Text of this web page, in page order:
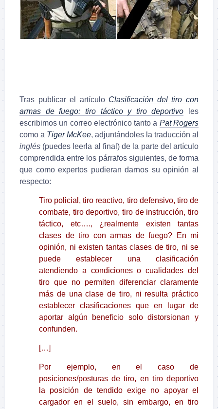
Tras publicar el artículo Clasificación del tiro con
armas de fuego: tiro táctico y tiro deportivo les
escribimos un correo electrónico tanto a Pat Rogers
como a Tiger McKee, adjuntándoles la traducción al
inglés (puedes leerla al final) de la parte del artículo
comprendida entre los párrafos siguientes, de forma
que como expertos pudieran darnos su opinión al
respecto:
Tiro policial, tiro reactivo, tiro defensivo, tiro de
combate, tiro deportivo, tiro de instrucción, tiro
táctico, etc…., ¿realmente existen tantas
clases de tiro con armas de fuego? En mi
opinión, ni existen tantas clases de tiro, ni se
puede establecer una clasificación
atendiendo a condiciones o cualidades del
tiro que no permiten diferenciar claramente
más de una clase de tiro, ni resulta práctico
establecer clasificaciones que en lugar de
aportar algún beneficio solo distorsionan y
confunden.
[…]
Por ejemplo, en el caso de
posiciones/posturas de tiro, en tiro deportivo
la posición de tendido exige no apoyar el
cargador en el suelo, sin embargo, en tiro